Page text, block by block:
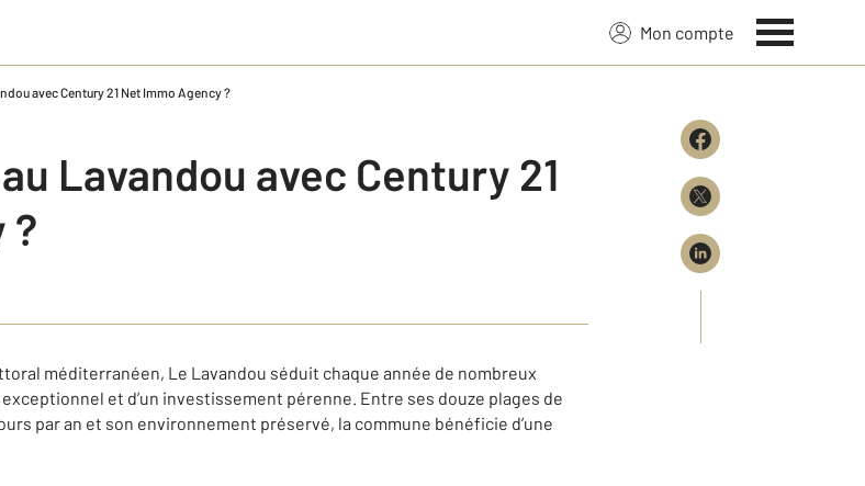
Mon compte
avec Century 21 Net Immo Agency ?
Lavandou avec Century 21
?
méditerranéen, Le Lavandou séduit chaque année de nombreux
et d’un investissement pérenne. Entre ses douze plages de
par an et son environnement préservé, la commune bénéficie d’une